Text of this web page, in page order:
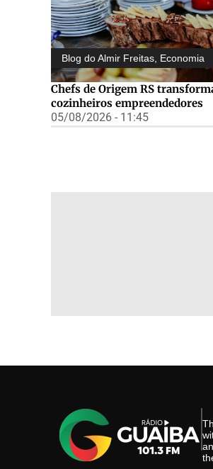
Blog do Almir Freitas Economia
Chefs de Origem RS
cozinheiros empreendedores
05/08/2026 - 11:45